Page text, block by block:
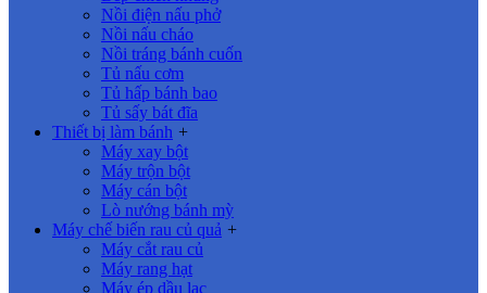
Nồi điện nấu phở
Nồi nấu cháo
Nồi tráng bánh cuốn
Tủ nấu cơm
Tủ hấp bánh bao
Tủ sấy bát đĩa
Thiết bị làm bánh +
Máy xay bột
Máy trộn bột
Máy cán bột
Lò nướng bánh mỳ
Máy chế biến rau củ quả +
Máy cắt rau củ
Máy rang hạt
Máy ép dầu lạc